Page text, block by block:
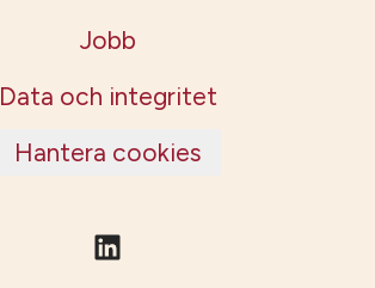
Jobb
Data och integritet
Hantera cookies